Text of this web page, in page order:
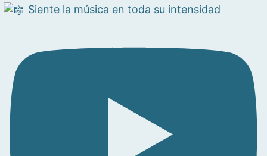
Siente la música en toda su intensidad